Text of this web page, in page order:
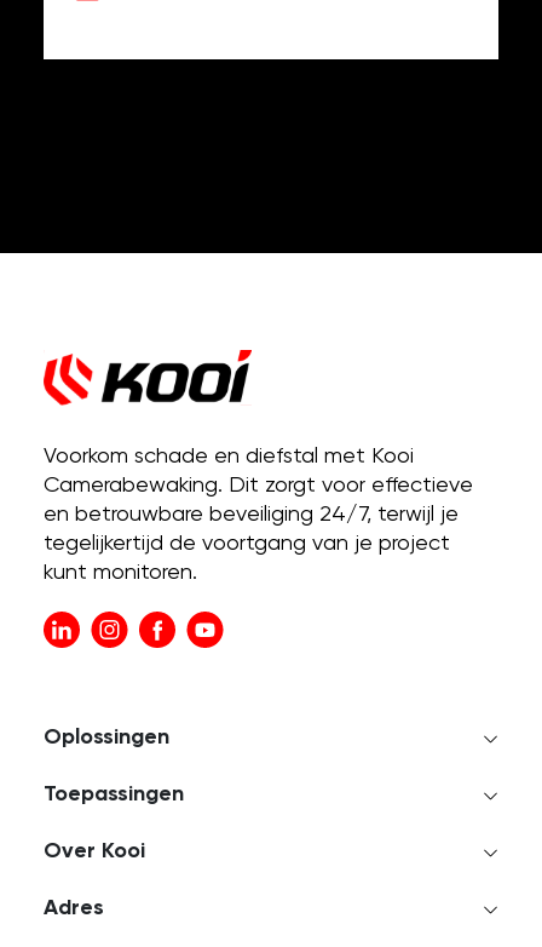
Voorkom schade en diefstal met Kooi
Camerabewaking. Dit zorgt voor effectieve
en betrouwbare beveiliging 24/7, terwijl je
tegelijkertijd de voortgang van je project
kunt monitoren.
Oplossingen
Toepassingen
Over Kooi
Adres